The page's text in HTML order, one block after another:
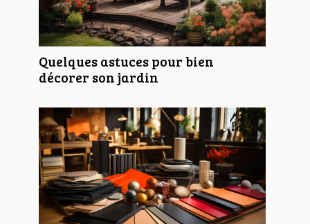
Quelques astuces pour bien
décorer son jardin